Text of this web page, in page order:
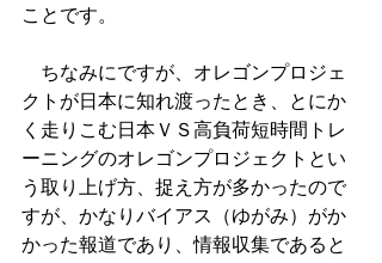
ことです。
ちなみにですが、オレゴンプロジェ
クトが日本に知れ渡ったとき、とにか
く走りこむ日本ＶＳ高負荷短時間トレ
ーニングのオレゴンプロジェクトとい
う取り上げ方、捉え方が多かったので
すが、かなりバイアス（ゆがみ）がか
かった報道であり、情報収集であると